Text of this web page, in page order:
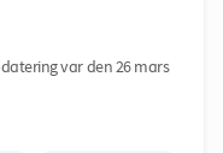
var den 26 mars